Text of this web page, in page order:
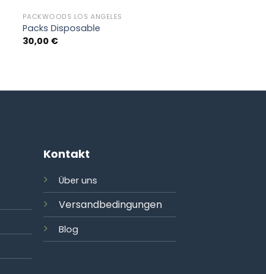
PACKWOODS LOS ANGELES
Packs Disposable
30,00 €
Kontakt
Über uns
Versandbedingungen
Blog